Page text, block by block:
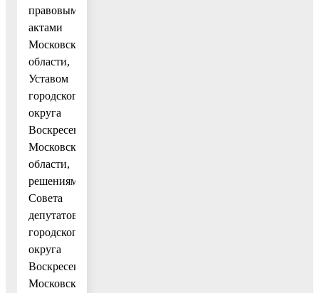
правовыми
актами
Московской
области,
Уставом
городского
округа
Воскресенск
Московской
области,
решениями
Совета
депутатов
городского
округа
Воскресенск
Московской